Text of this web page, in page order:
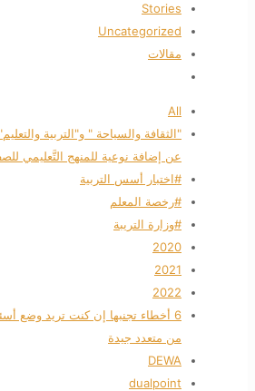
Stories
Uncategorized
مقالات
All
"الثقافة والسياحة " و"التربية
عن إضافة نوعية للمنهج التَّعليمي للصف
#اختبار أسس التربية
#رخصة المعلم
#وزارة التريبة
2020
2021
2022
6 أخطاء تجنبها إن كنت تريد وضع
من متعدد جيدة
DEWA
dualpoint